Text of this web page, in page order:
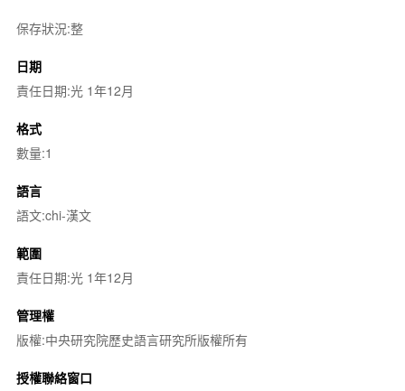
保存狀況:整
日期
責任日期:光 1年12月
格式
數量:1
語言
語文:chi-漢文
範圍
責任日期:光 1年12月
管理權
版權:中央研究院歷史語言研究所版權所有
授權聯絡窗口